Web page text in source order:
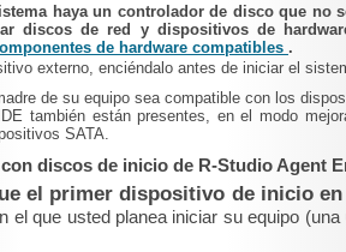
haya un controlador de disco que no
discos de red y dispositivos de
de hardware compatibles .
externo, enciéndalo antes de iniciar el
de su equipo sea compatible con los
también están presentes, en el modo
SATA.
discos de inicio de R-Studio Agent
el primer dispositivo de inicio
el que usted planea iniciar su equipo